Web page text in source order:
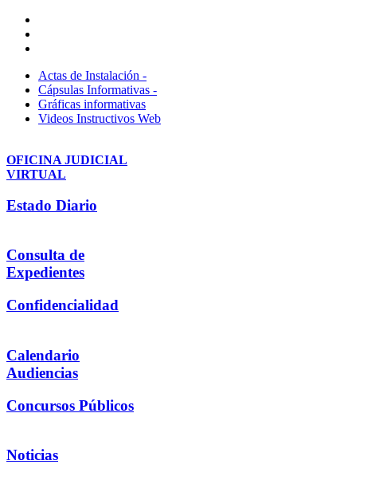
Actas de Instalación -
Cápsulas Informativas -
Gráficas informativas
Videos Instructivos Web
OFICINA JUDICIAL
VIRTUAL
Estado Diario
Consulta de
Expedientes
Confidencialidad
Calendario
Audiencias
Concursos Públicos
Noticias